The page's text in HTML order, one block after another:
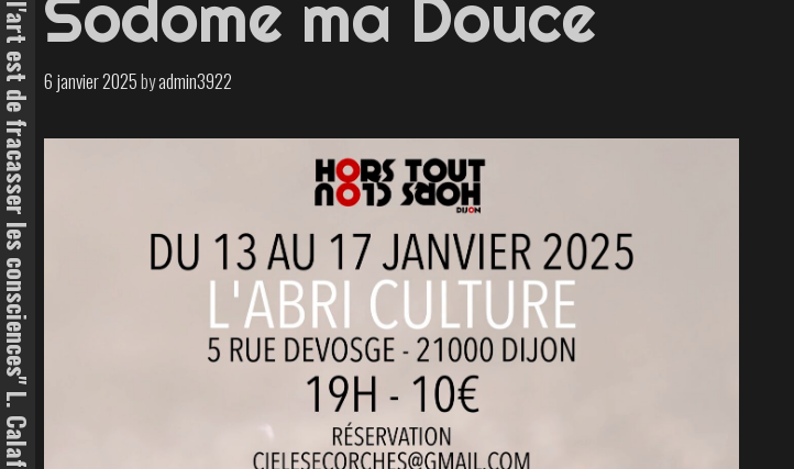
Sodome ma Douce
6 janvier 2025byadmin3922
"Le devoir de l'art est de fracasser les consciences" L. Calaferte